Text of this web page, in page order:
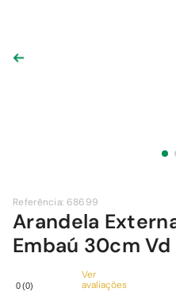
Referência: 68699
Arandela
Embaú 30cm Vd
0(0)
Ver
avaliações
6